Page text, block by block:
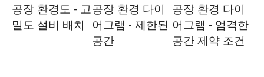
공장 환경도 - 고
밀도 설비 배치
공장 환경 다이
어그램 - 제한된
공간
공장 환경 다이
어그램 - 엄격한
공간 제약 조건